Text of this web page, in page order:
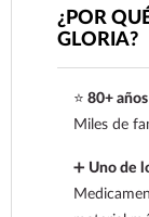
nacional.
pedidos
tiempo de
días.
¿POR
GLORIA?
⭐ 80+
Miles de
➕ Uno de